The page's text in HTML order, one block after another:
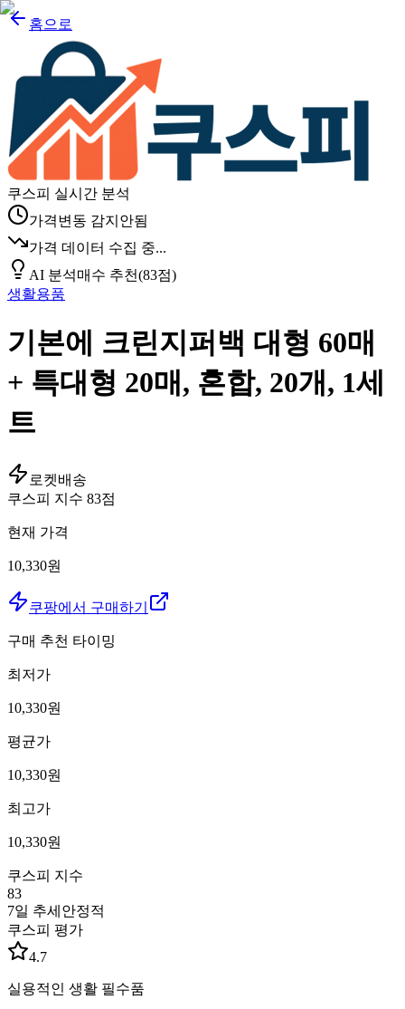
홈으로
쿠스피 실시간 분석
가격변동 감지안됨
가격 데이터 수집 중...
AI 분석매수 추천(83점)
생활용품
기본에 크린지퍼백 대형 60매
+ 특대형 20매, 혼합, 20개, 1세
트
로켓배송
쿠스피 지수 83점
현재 가격
10,330원
쿠팡에서 구매하기
구매 추천 타이밍
최저가
10,330원
평균가
10,330원
최고가
10,330원
쿠스피 지수
83
7일 추세 안정적
쿠스피 평가
4.7
실용적인 생활 필수품